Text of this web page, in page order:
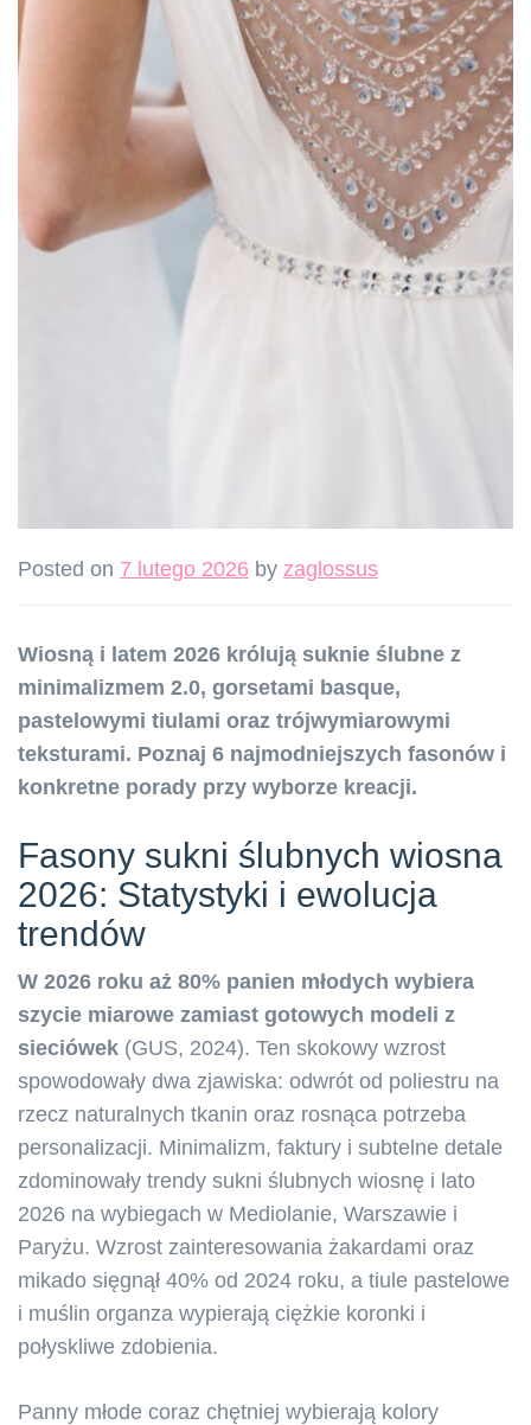
Posted on 7 lutego 2026 by zaglossus
Wiosną i latem 2026 królują suknie ślubne z
minimalizmem 2.0, gorsetami basque,
pastelowymi tiulami oraz trójwymiarowymi
teksturami. Poznaj 6 najmodniejszych fasonów i
konkretne porady przy wyborze kreacji.
Fasony sukni ślubnych wiosna
2026: Statystyki i ewolucja
trendów
W 2026 roku aż 80% panien młodych wybiera
szycie miarowe zamiast gotowych modeli z
sieciówek (GUS, 2024). Ten skokowy wzrost
spowodowały dwa zjawiska: odwrót od poliestru na
rzecz naturalnych tkanin oraz rosnąca potrzeba
personalizacji. Minimalizm, faktury i subtelne detale
zdominowały trendy sukni ślubnych wiosnę i lato
2026 na wybiegach w Mediolanie, Warszawie i
Paryżu. Wzrost zainteresowania żakardami oraz
mikado sięgnął 40% od 2024 roku, a tiule pastelowe
i muślin organza wypierają ciężkie koronki i
połyskliwe zdobienia.
Panny młode coraz chętniej wybierają kolory